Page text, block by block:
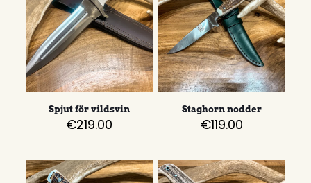
Spjut för vildsvin
€219.00
Staghorn nodder
€119.00